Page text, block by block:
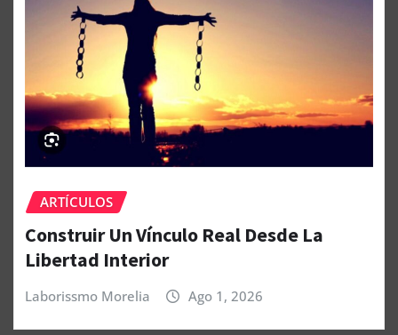
ARTÍCULOS
Construir Un Vínculo Real Desde La
Libertad Interior
Laborissmo Morelia Ago 1, 2026